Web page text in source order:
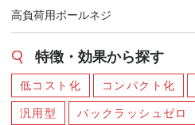
高負荷用ボールネジ
特徴・効果から探す
低コスト化 コンパクト化
汎用型 バックラッシュゼロ